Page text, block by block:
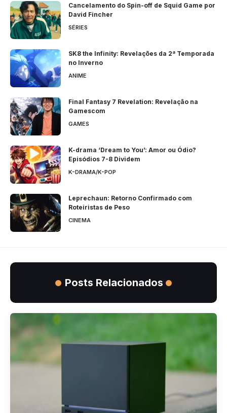
Cancelamento do Spin-off de Squid Game por
David Fincher
SÉRIES
SK8 the Infinity: Revelações da 2ª Temporada
no Inverno
ANIME
Final Fantasy 7 Revelation: Revelação na
Gamescom
GAMES
K-drama ‘Dream to You’: Amor ou Ódio?
Episódios 7-8 Dividem
K-DRAMA/K-POP
Leprechaun: Retorno Confirmado com
Roteiristas de Peso
CINEMA
Posts Relacionados